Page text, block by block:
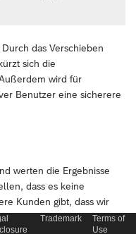
das Verschieben
sich die
wird für
Benutzer eine sicherere
werten die Ergebnisse
dass es keine
Kunden gibt, dass wir
haben und der
Trademark
Terms of
Use